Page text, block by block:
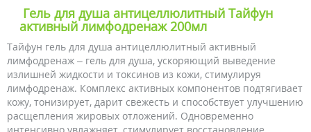
Гель для душа антицеллюлитный Тайфун
активный лимфодренаж 200мл
Тайфун гель для душа антицеллюлитный активный
лимфодренаж – гель для душа, ускоряющий выведение
излишней жидкости и токсинов из кожи, стимулируя
лимфодренаж. Комплекс активных компонентов подтягивает
кожу, тонизирует, дарит свежесть и способствует улучшению
расщепления жировых отложений. Одновременно